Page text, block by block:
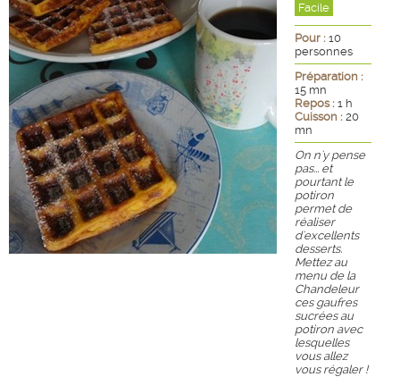
Facile
Pour : 10
personnes
Préparation :
15 mn
Repos : 1 h
Cuisson : 20
mn
On n'y pense
pas... et
pourtant le
potiron
permet de
réaliser
d'excellents
desserts.
Mettez au
menu de la
Chandeleur
ces gaufres
sucrées au
potiron avec
lesquelles
vous allez
vous régaler !